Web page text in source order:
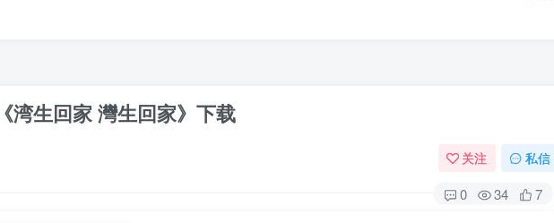
湾生回家 灣生回家》下载
关注 私信
0 34 7